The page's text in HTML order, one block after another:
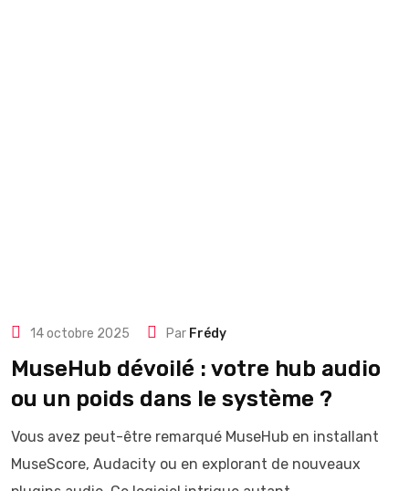
14 octobre 2025 Par Frédy
MuseHub dévoilé : votre hub audio
ou un poids dans le système ?
Vous avez peut-être remarqué MuseHub en installant
MuseScore, Audacity ou en explorant de nouveaux